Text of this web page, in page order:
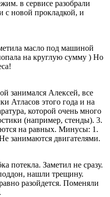
в сервисе разобрали
с новой прокладкой, и
масло под машиной
на круглую сумму ) Но
занимался Алексей, все
Атласов этого года и на
которой очень много
(например, стенды). 3.
на равных. Минусы: 1.
занимаются двигателями.
потекла. Заметил не сразу.
нашли трещину.
разойдется. Поменяли